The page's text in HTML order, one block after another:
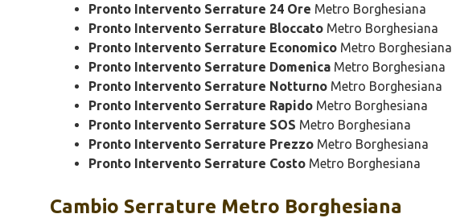
Pronto Intervento Serrature 24 Ore Metro Borghesiana
Pronto Intervento Serrature Bloccato Metro Borghesiana
Pronto Intervento Serrature Economico Metro Borghesiana
Pronto Intervento Serrature Domenica Metro Borghesiana
Pronto Intervento Serrature Notturno Metro Borghesiana
Pronto Intervento Serrature Rapido Metro Borghesiana
Pronto Intervento Serrature SOS Metro Borghesiana
Pronto Intervento Serrature Prezzo Metro Borghesiana
Pronto Intervento Serrature Costo Metro Borghesiana
Cambio Serrature Metro Borghesiana